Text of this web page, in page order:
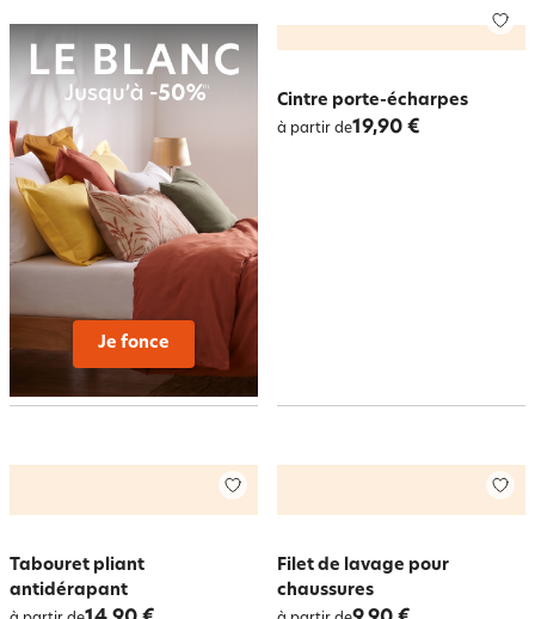
Cintre porte-écharpes
à partir de19,90 €
Tabouret pliant
antidérapant
Filet de lavage pour
chaussures
Je fonce